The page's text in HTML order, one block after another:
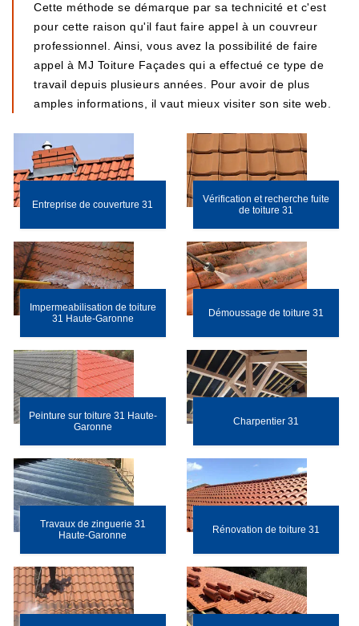
Cette méthode se démarque par sa technicité et c'est
pour cette raison qu'il faut faire appel à un couvreur
professionnel. Ainsi, vous avez la possibilité de faire
appel à MJ Toiture Façades qui a effectué ce type de
travail depuis plusieurs années. Pour avoir de plus
amples informations, il vaut mieux visiter son site web.
Entreprise de couverture 31
Vérification et recherche fuite
de toiture 31
Impermeabilisation de toiture
31 Haute-Garonne
Démoussage de toiture 31
Peinture sur toiture 31 Haute-
Garonne
Charpentier 31
Travaux de zinguerie 31
Haute-Garonne
Rénovation de toiture 31